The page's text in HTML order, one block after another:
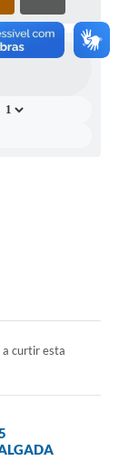
a curtir esta